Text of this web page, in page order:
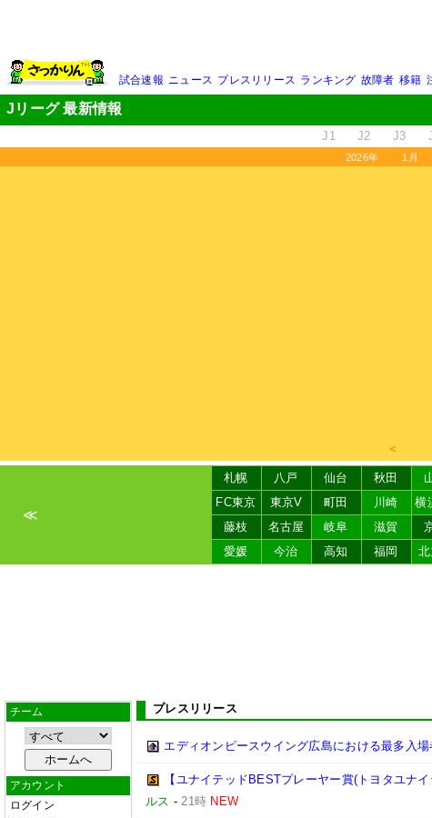
試合速報 ニュース プレスリリース ランキング 故障者 移籍
Jリーグ 最新情報
J1 J2 J3
2026年 1月
＜
≪
札幌 八戸 仙台 秋田
FC東京
東京V 町田 川崎 横
藤枝
名古屋 岐阜 滋賀
愛媛
今治 高知 福岡 北
チーム
アカウント
ログイン
プレスリリース
エディオンピースウイング広島における最多入
【ユナイテッドBESTプレーヤー賞(トヨタユナ
ルス -21時 NEW